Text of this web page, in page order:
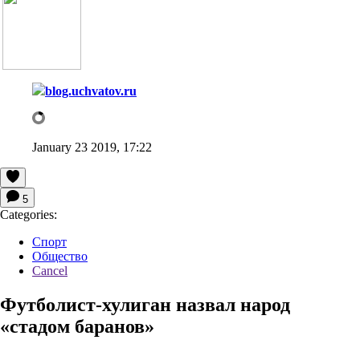
blog.uchvatov.ru
January 23 2019, 17:22
5
Categories:
Спорт
Общество
Cancel
Футболист-хулиган назвал народ
«стадом баранов»